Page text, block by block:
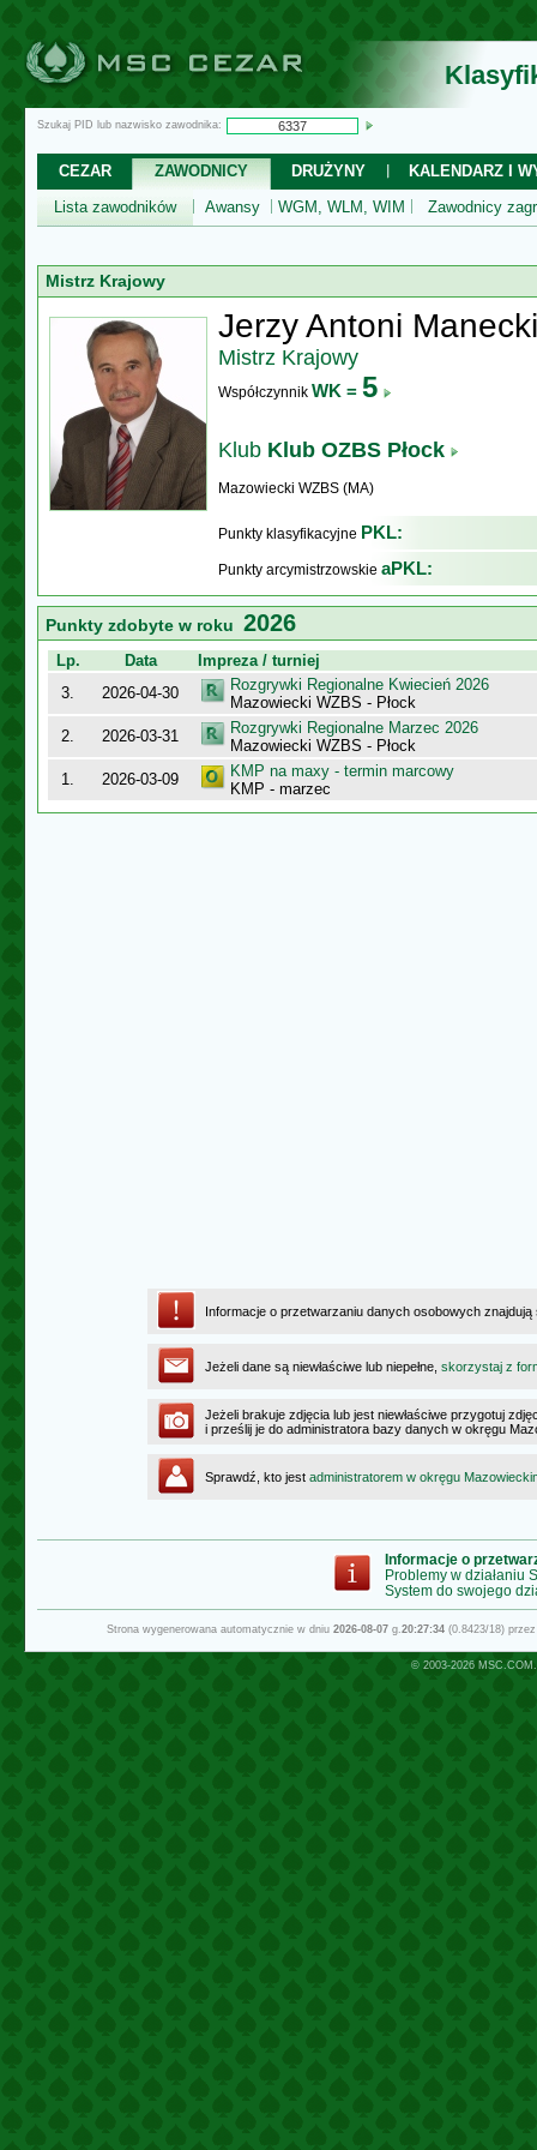
Szukaj PID lub nazwisko zawodnika:
CEZAR ZAWODNICY DRUŻYNY
KALENDARZ I
Lista zawodników
Awansy WGM, WLM, WIM Zawodnicy
Mistrz Krajowy
Jerzy Antoni Manecki
Mistrz Krajowy
Współczynnik WK = 5
Klub Klub OZBS Płock
Mazowiecki WZBS (MA)
Punkty klasyfikacyjne PKL:
Punkty arcymistrzowskie aPKL:
Punkty zdobyte w roku 2026
Lp. Data
Impreza / turniej
3.
2026-04-30
Rozgrywki Regionalne Kwiecień 2026
Mazowiecki WZBS - Płock
2.
2026-03-31
Rozgrywki Regionalne Marzec 2026
Mazowiecki WZBS - Płock
1.
2026-03-09
KMP na maxy - termin marcowy
KMP - marzec
Informacje o przetwarzaniu danych osobowych
Jeżeli dane są niewłaściwe lub niepełne, skorzystaj z
Jeżeli brakuje zdjęcia lub jest niewłaściwe przygotuj
i prześlij je do administratora bazy danych w okręgu
Sprawdź, kto jest administratorem w okręgu
Informacje o
Problemy w działaniu
System do swojego
Strona wygenerowana automatycznie w dniu 2026-08-07g.20:27:34(0.8423/18)
© 2003-2026